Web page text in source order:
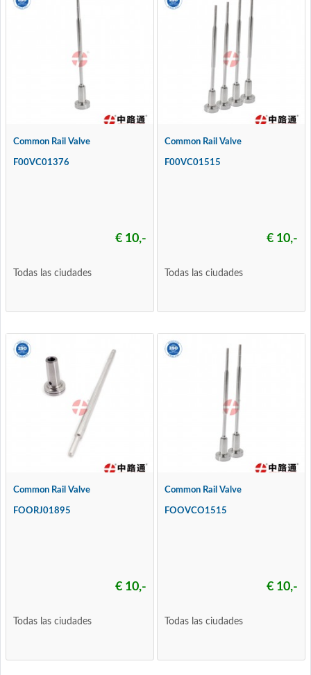
Common Rail Valve
F00VC01376
€ 10,-
Todas las ciudades
Common Rail Valve
F00VC01515
€ 10,-
Todas las ciudades
Common Rail Valve
FOORJ01895
€ 10,-
Todas las ciudades
Common Rail Valve
FOOVCO1515
€ 10,-
Todas las ciudades